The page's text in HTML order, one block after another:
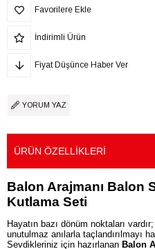
Favorilere Ekle
İndirimli Ürün
Fiyat Düşünce Haber Ver
YORUM YAZ
ÜRÜN ÖZELLIKLERI
Balon Arajmanı Balon
Kutlama Seti
Hayatın bazı dönüm noktaları
unutulmaz anılarla taçlandırılmayı
Sevdikleriniz için hazırlanan Balon